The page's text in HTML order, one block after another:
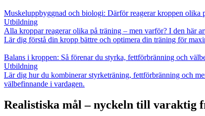
Muskeluppbyggnad och biologi: Därför reagerar kroppen olika
Utbildning
Alla kroppar reagerar olika på träning – men varför? I den här
Lär dig förstå din kropp bättre och optimera din träning för
Balans i kroppen: Så förenar du styrka, fettförbränning och
Utbildning
Lär dig hur du kombinerar styrketräning, fettförbränning och
välbefinnande i vardagen.
Realistiska mål – nyckeln till varaktig